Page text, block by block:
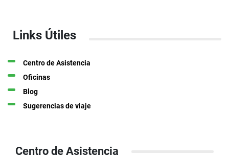
Links Útiles
Centro de Asistencia
Oficinas
Blog
Sugerencias de viaje
Centro de Asistencia